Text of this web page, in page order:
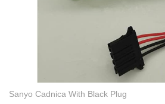
Sanyo Cadnica With Black Plug